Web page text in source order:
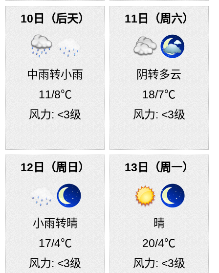
10日（后天）
中雨转小雨
11/8℃
风力: <3级
11日（周六）
阴转多云
18/7℃
风力: <3级
12日（周日）
小雨转晴
17/4℃
风力: <3级
13日（周一）
晴
20/4℃
风力: <3级